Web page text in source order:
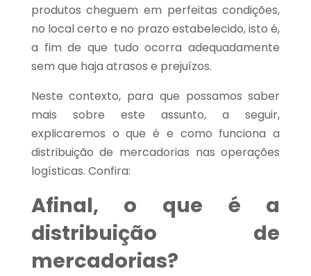
produtos cheguem em perfeitas condições,
no local certo e no prazo estabelecido, isto é,
a fim de que tudo ocorra adequadamente
sem que haja atrasos e prejuízos.
Neste contexto, para que possamos saber
mais sobre este assunto, a seguir,
explicaremos o que é e como funciona a
distribuição de mercadorias nas operações
logísticas. Confira:
Afinal, o que é a
distribuição de
mercadorias?